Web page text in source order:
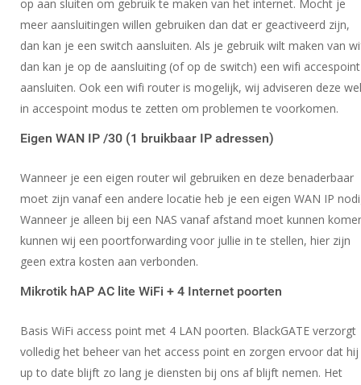
op aan sluiten om gebruik te maken van het internet. Mocht je
meer aansluitingen willen gebruiken dan dat er geactiveerd zijn,
dan kan je een switch aansluiten. Als je gebruik wilt maken van
dan kan je op de aansluiting (of op de switch) een wifi accespoint
aansluiten. Ook een wifi router is mogelijk, wij adviseren deze wel
in accespoint modus te zetten om problemen te voorkomen.
Eigen WAN IP /30 (1 bruikbaar IP adressen)
Wanneer je een eigen router wil gebruiken en deze benaderbaar
moet zijn vanaf een andere locatie heb je een eigen WAN IP
Wanneer je alleen bij een NAS vanaf afstand moet kunnen
kunnen wij een poortforwarding voor jullie in te stellen, hier zijn
geen extra kosten aan verbonden.
Mikrotik hAP AC lite WiFi + 4 Internet poorten
Basis WiFi access point met 4 LAN poorten. BlackGATE verzorgt
volledig het beheer van het access point en zorgen ervoor dat hij
up to date blijft zo lang je diensten bij ons af blijft nemen. Het